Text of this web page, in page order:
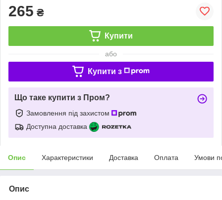
265 ₴
Купити
або
Купити з
Що таке купити з Пром?
Замовлення під захистом
Доступна доставка
Опис Характеристики Доставка Оплата Умови
Опис